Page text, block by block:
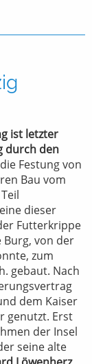
ist letzter
durch den
Festung von
Bau vom
dieser
Futterkrippe
von der
zum
gebaut. Nach
dem Kaiser
genutzt. Erst
der Insel
seine alte